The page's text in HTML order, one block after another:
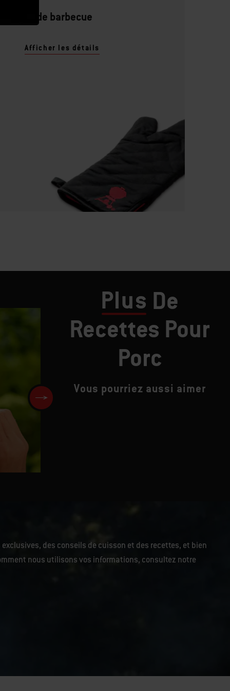
Gant de barbecue
Afficher les détails
Plus De
Recettes Pour
Porc
Vous pourriez aussi aimer
des conseils de cuisson et des recettes, et bien
nous utilisons vos informations, consultez notre